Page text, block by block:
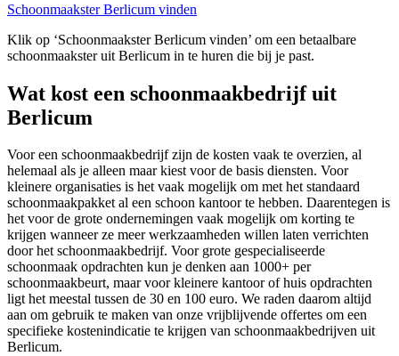
Schoonmaakster Berlicum vinden
Klik op ‘Schoonmaakster Berlicum vinden’ om een betaalbare
schoonmaakster uit Berlicum in te huren die bij je past.
Wat kost een schoonmaakbedrijf uit
Berlicum
Voor een schoonmaakbedrijf zijn de kosten vaak te overzien, al
helemaal als je alleen maar kiest voor de basis diensten. Voor
kleinere organisaties is het vaak mogelijk om met het standaard
schoonmaakpakket al een schoon kantoor te hebben. Daarentegen is
het voor de grote ondernemingen vaak mogelijk om korting te
krijgen wanneer ze meer werkzaamheden willen laten verrichten
door het schoonmaakbedrijf. Voor grote gespecialiseerde
schoonmaak opdrachten kun je denken aan 1000+ per
schoonmaakbeurt, maar voor kleinere kantoor of huis opdrachten
ligt het meestal tussen de 30 en 100 euro. We raden daarom altijd
aan om gebruik te maken van onze vrijblijvende offertes om een
specifieke kostenindicatie te krijgen van schoonmaakbedrijven uit
Berlicum.